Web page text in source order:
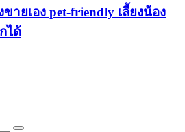
ขายเอง pet-friendly เลี้ยงน้อง
ได้